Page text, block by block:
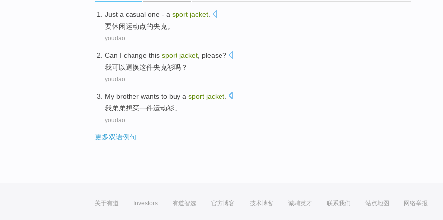
Just a casual one - a sport jacket
要休闲运动点的夹克。
youdao
Can I change this sport jacket , please?
我可以退换这件夹克衫吗？
youdao
My brother wants to buy a sport jacket
我弟弟想买一件运动衫。
youdao
更多双语例句
关于有道 Investors 有道智选 官方博客 技术博客 诚聘英才 联系我们 站点地图 网络举报